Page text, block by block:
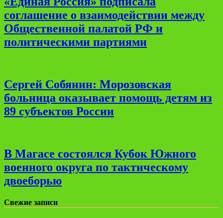
соглашение о взаимодействии между
Общественной палатой РФ и
политическими партиями
Сергей Собянин: Морозовская
больница оказывает помощь детям из
89 субъектов России
В Магасе состоялся Кубок Южного
военного округа по тактическому
двоеборью
Свежие записи